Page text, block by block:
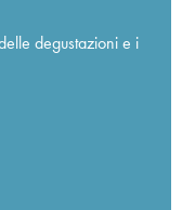
degustazioni e i